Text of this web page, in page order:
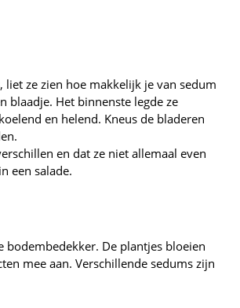
ze zien hoe makkelijk je van sedum
blaadje. Het binnenste legde ze
en helend. Kneus de bladeren
en dat ze niet allemaal even
een salade.
De plantjes bloeien
mee aan. Verschillende sedums zijn